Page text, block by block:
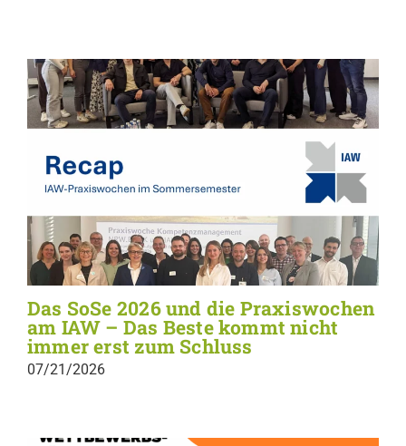
Das SoSe 2026 und die Praxiswochen
am IAW – Das Beste kommt nicht
immer erst zum Schluss
07/21/2026